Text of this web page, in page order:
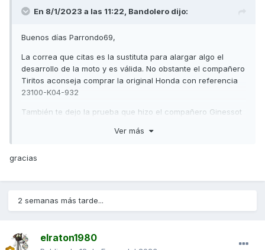
bastantes kilómetros dan muy buen resultado.
En 8/1/2023 a las 11:22, Bandolero dijo:
Buenos días Parrondo69,
La correa que citas es la sustituta para alargar algo el
desarrollo de la moto y es válida. No obstante el compañero
Tiritos aconseja comprar la original Honda con referencia
23100-K04-932
También te dejo la prueba que hizo el compañero Ginessot
to=https://www.amazon.es/gp/product/B07BQHBDPF/ref=as
Ver más
gracias
2 semanas más tarde...
elraton1980